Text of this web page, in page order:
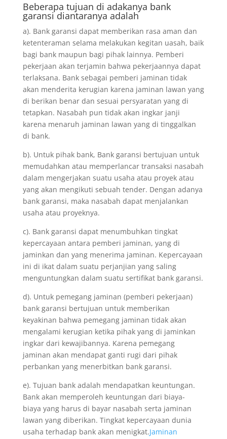
Beberapa tujuan di adakanya bank
garansi diantaranya adalah
a). Bank garansi dapat memberikan rasa aman dan
ketenteraman selama melakukan kegitan uasah, baik
bagi bank maupun bagi pihak lainnya. Pemberi
pekerjaan akan terjamin bahwa pekerjaannya dapat
terlaksana. Bank sebagai pemberi jaminan tidak
akan menderita kerugian karena jaminan lawan yang
di berikan benar dan sesuai persyaratan yang di
tetapkan. Nasabah pun tidak akan ingkar janji
karena menaruh jaminan lawan yang di tinggalkan
di bank.
b). Untuk pihak bank, Bank garansi bertujuan untuk
memudahkan atau memperlancar transaksi nasabah
dalam mengerjakan suatu usaha atau proyek atau
yang akan mengikuti sebuah tender. Dengan adanya
bank garansi, maka nasabah dapat menjalankan
usaha atau proyeknya.
c). Bank garansi dapat menumbuhkan tingkat
kepercayaan antara pemberi jaminan, yang di
jaminkan dan yang menerima jaminan. Kepercayaan
ini di ikat dalam suatu perjanjian yang saling
menguntungkan dalam suatu sertifikat bank garansi.
d). Untuk pemegang jaminan (pemberi pekerjaan)
bank garansi bertujuan untuk memberikan
keyakinan bahwa pemegang jaminan tidak akan
mengalami kerugian ketika pihak yang di jaminkan
ingkar dari kewajibannya. Karena pemegang
jaminan akan mendapat ganti rugi dari pihak
perbankan yang menerbitkan bank garansi.
e). Tujuan bank adalah mendapatkan keuntungan.
Bank akan memperoleh keuntungan dari biaya-
biaya yang harus di bayar nasabah serta jaminan
lawan yang diberikan. Tingkat kepercayaan dunia
usaha terhadap bank akan menigkat.Jaminan